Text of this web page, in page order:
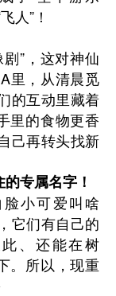
人”！
”，这对神仙
里，从清晨觅
的互动里藏着
里的食物更香
己再转头找新
专属名字！
小可爱叫啥
它们有自己的
、还能在树
。所以，现重